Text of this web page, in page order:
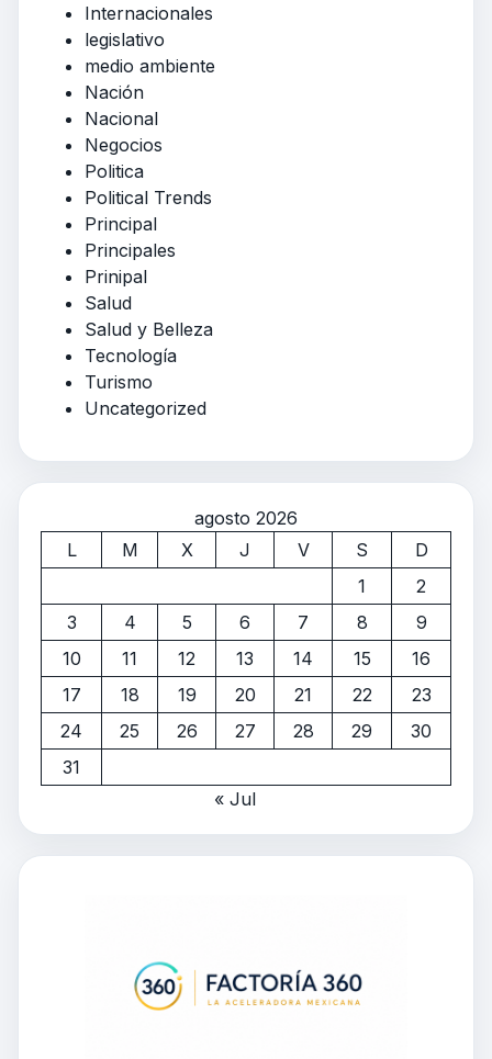
Internacionales
legislativo
medio ambiente
Nación
Nacional
Negocios
Politica
Political Trends
Principal
Principales
Prinipal
Salud
Salud y Belleza
Tecnología
Turismo
Uncategorized
agosto 2026
L
M X J V S
D
1
2
3
4 5 6 7 8
9
10
11 12 13 14 15
16
17
18 19 20 21 22
23
24
25 26 27 28 29
30
31
« Jul